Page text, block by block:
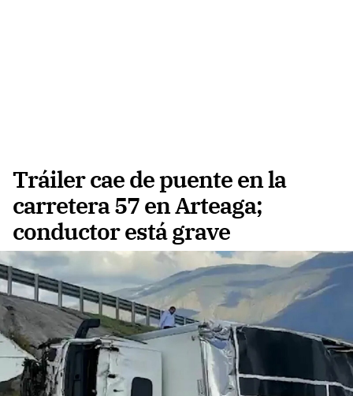
Tráiler cae de puente en la
carretera 57 en Arteaga;
conductor está grave